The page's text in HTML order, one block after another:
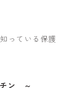
っている保護
ン ～